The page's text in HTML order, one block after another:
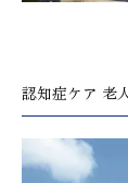
認知症ケア 老